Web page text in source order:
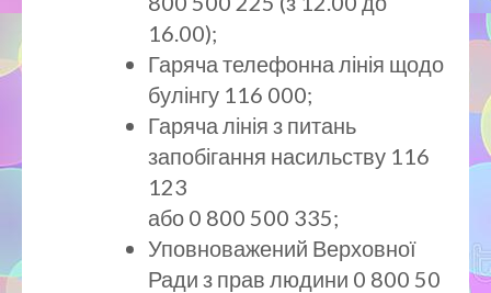
16.00);
Гаряча телефонна лінія щодо
булінгу 116 000;
Гаряча лінія з питань
запобігання насильству 116
123
або 0 800 500 335;
Уповноважений Верховної
Ради з прав людини 0 800 50